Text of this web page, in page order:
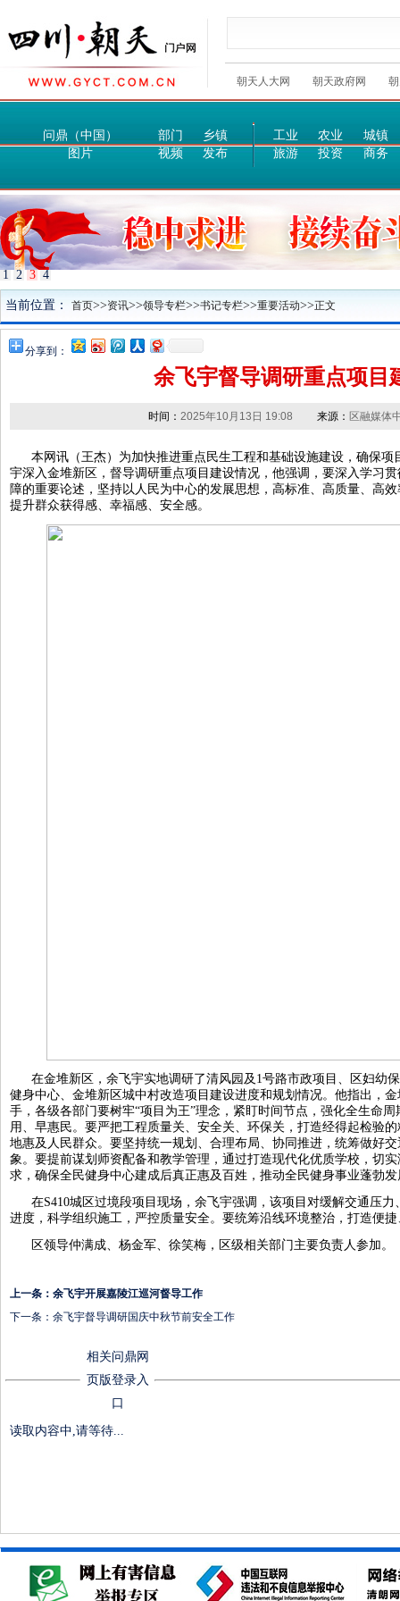
朝天人大网 朝天政府网
问鼎（中国） 部门
乡镇
图片
视频 发布
工业 农业
城镇
旅游
投资 商务
1 2 3 4
当前位置： 首页>>资讯>>领导专栏>>书记专栏>>重要活动>>正文
分享到：
余飞宇督导调研重点项目
时间： 2025年10月13日 19:08 来源： 区融媒体
本网讯（王杰）为加快推进重点民生工程和基础设施建设，确保项
宇深入金堆新区，督导调研重点项目建设情况，他强调，要深入学习
障的重要论述，坚持以人民为中心的发展思想，高标准、高质量、高
提升群众获得感、幸福感、安全感。
在金堆新区，余飞宇实地调研了清风园及1号路市政项目、区妇幼
健身中心、金堆新区城中村改造项目建设进度和规划情况。他指出，
手，各级各部门要树牢“项目为王”理念，紧盯时间节点，强化全生命
用、早惠民。要严把工程质量关、安全关、环保关，打造经得起检验
地惠及人民群众。要坚持统一规划、合理布局、协同推进，统筹做好
象。要提前谋划师资配备和教学管理，通过打造现代化优质学校，切
求，确保全民健身中心建成后真正惠及百姓，推动全民健身事业蓬勃发
在S410城区过境段项目现场，余飞宇强调，该项目对缓解交通压
进度，科学组织施工，严控质量安全。要统筹沿线环境整治，打造便
区领导仲满成、杨金军、徐笑梅，区级相关部门主要负责人参加。
上一条： 余飞宇开展嘉陵江巡河督导工作
下一条： 余飞宇督导调研国庆中秋节前安全工作
相关问鼎网
页版登录入
口
读取内容中,请等待...